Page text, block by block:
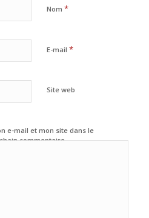
Nom *
E-mail *
Site web
e-mail et mon site dans le
commentaire.